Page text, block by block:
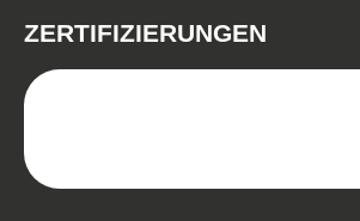
ZERTIFIZIERUNGEN